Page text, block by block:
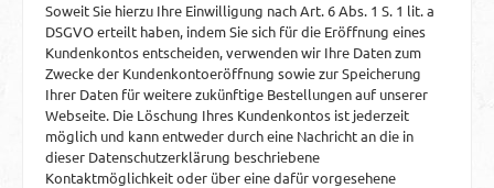
Soweit Sie hierzu Ihre Einwilligung nach Art. 6 Abs. 1 S. 1 lit. a
DSGVO erteilt haben, indem Sie sich für die Eröffnung eines
Kundenkontos entscheiden, verwenden wir Ihre Daten zum
Zwecke der Kundenkontoeröffnung sowie zur Speicherung
Ihrer Daten für weitere zukünftige Bestellungen auf unserer
Webseite. Die Löschung Ihres Kundenkontos ist jederzeit
möglich und kann entweder durch eine Nachricht an die in
dieser Datenschutzerklärung beschriebene
Kontaktmöglichkeit oder über eine dafür vorgesehene